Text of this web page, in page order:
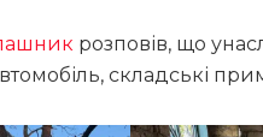
розповів, що
складські